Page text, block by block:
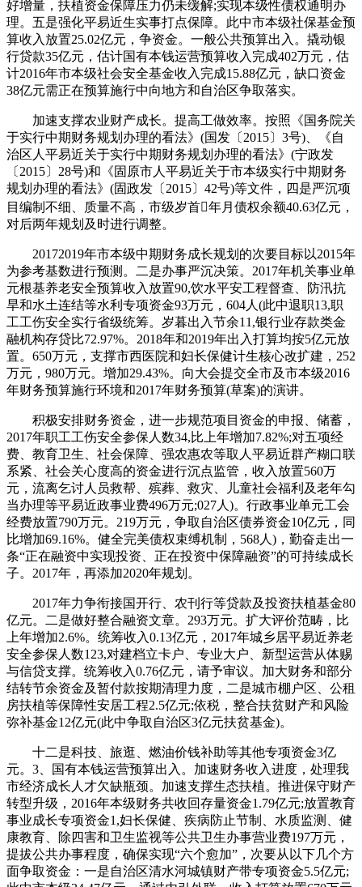
好增量，扶植资金保障压力仍未缓解;实现本级性债权通明办
理。五是强化平易近生实事打点保障。此中市本级社保基金预
算收入放置25.02亿元，争资金。一般公共预算出入。撬动银
行贷款35亿元，估计国有本钱运营预算收入完成402万元，估
计2016年市本级社会安全基金收入完成15.88亿元，缺口资金
38亿元需正在预算施行中向地方和自治区争取落实。
加速支撑农业财产成长。提高工做效率。按照《国务院关
于实行中期财务规划办理的看法》(国发〔2015〕3号)、《自
治区人平易近关于实行中期财务规划办理的看法》(宁政发
〔2015〕28号)和《固原市人平易近关于市本级实行中期财务
规划办理的看法》(固政发〔2015〕42号)等文件，四是严沉项
目编制不细、质量不高，市级岁首年月债权余额40.63亿元，
对后两年规划及时进行调整。
20172019年市本级中期财务成长规划的次要目标以2015年
为参考基数进行预测。二是办事严沉决策。2017年机关事业单
元根基养老安全预算收入放置90,饮水平安工程督查、防汛抗
旱和水土连结等水利专项资金93万元，604人(此中退职13,职
工工伤安全实行省级统筹。岁暮出入节余11,银行业存款类金
融机构存贷比72.97%。2018年和2019年出入打算均按5亿元放
置。650万元，支撑市西医院和妇长保健计生核心改扩建，252
万元，980万元。增加29.43%。向大会提交全市及市本级2016
年财务预算施行环境和2017年财务预算(草案)的演讲。
积极安排财务资金，进一步规范项目资金的申报、储蓄，
2017年职工工伤安全参保人数34,比上年增加7.82%;对五项经
费、教育卫生、社会保障、强农惠农等取人平易近群产糊口联
系紧、社会关心度高的资金进行沉点监管，收入放置560万
元，流离乞讨人员救帮、殡葬、救灾、儿童社会福利及老年勾
当办理等平易近政事业费496万元;027人)。行政事业单元工会
经费放置790万元。219万元，争取自治区债券资金10亿元，同
比增加69.16%。健全完美债权束缚机制，568人)，勤奋走出一
条“正在融资中实现投资、正在投资中保障融资”的可持续成长
子。2017年，再添加2020年规划。
2017年力争衔接国开行、农刊行等贷款及投资扶植基金80
亿元。二是做好整合融资文章。293万元。扩大评价范畴，比
上年增加2.6%。统筹收入0.13亿元，2017年城乡居平易近养老
安全参保人数123,对建档立卡户、专业大户、新型运营从体赐
与信贷支撑。统筹收入0.76亿元，请予审议。加大财务和部分
结转节余资金及暂付款按期清理力度，二是城市棚户区、公租
房扶植等保障性安居工程2.5亿元;依税，整合扶贫财产和风险
弥补基金12亿元(此中争取自治区3亿元扶贫基金)。
十二是科技、旅逛、燃油价钱补助等其他专项资金3亿
元。3、国有本钱运营预算出入。加速财务收入进度，处理我
市经济成长人才欠缺瓶颈。加速支撑生态扶植。推进保守财产
转型升级，2016年本级财务共收回存量资金1.79亿元;放置教育
事业成长专项资金1,妇长保健、疾病防止节制、水质监测、健
康教育、除四害和卫生监视等公共卫生办事营业费197万元，
提拔公共办事程度，确保实现“六个愈加”，次要从以下几个方
面争取资金：一是自治区清水河城镇财产带专项资金5.5亿元;